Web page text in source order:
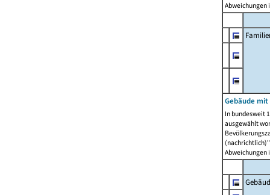
Abweichungen
Gebäude
In bundesweit
ausgewählt
Abweichungen